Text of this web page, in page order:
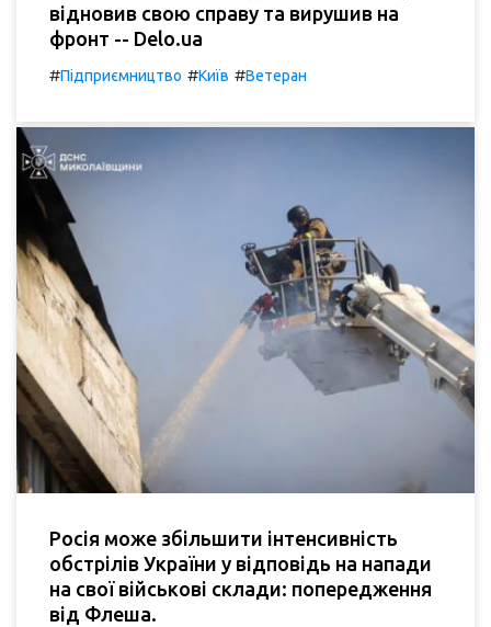
відновив свою справу та вирушив на
фронт -- Delo.ua
#Підприємництво #Київ #Ветеран
Росія може збільшити інтенсивність
обстрілів України у відповідь на напади
на свої військові склади: попередження
від Флеша.